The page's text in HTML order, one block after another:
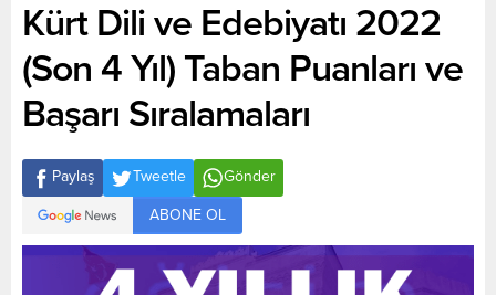
Kürt Dili ve Edebiyatı 2022
(Son 4 Yıl) Taban Puanları ve
Başarı Sıralamaları
Paylaş Tweetle Gönder
ABONE OL